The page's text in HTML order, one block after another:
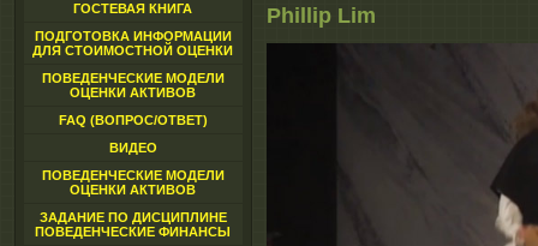
ГОСТЕВАЯ КНИГА
ПОДГОТОВКА ИНФОРМАЦИИ
ДЛЯ СТОИМОСТНОЙ ОЦЕНКИ
ПОВЕДЕНЧЕСКИЕ МОДЕЛИ
ОЦЕНКИ АКТИВОВ
FAQ (ВОПРОС/ОТВЕТ)
ВИДЕО
ПОВЕДЕНЧЕСКИЕ МОДЕЛИ
ОЦЕНКИ АКТИВОВ
ЗАДАНИЕ ПО ДИСЦИПЛИНЕ
ПОВЕДЕНЧЕСКИЕ ФИНАНСЫ
Phillip Lim